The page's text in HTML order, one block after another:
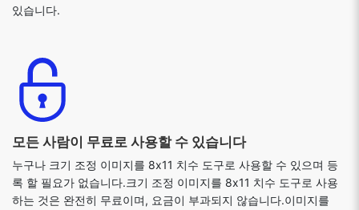
있습니다.
모든 사람이 무료로 사용할 수 있습니다
누구나 크기 조정 이미지를 8x11 치수 도구로 사용할 수 있으며 등
록 할 필요가 없습니다.크기 조정 이미지를 8x11 치수 도구로 사용
하는 것은 완전히 무료이며, 요금이 부과되지 않습니다.이미지를